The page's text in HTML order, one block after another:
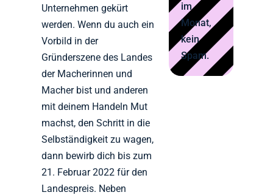
Unternehmen gekürt
werden. Wenn du auch ein
Vorbild in der
Gründerszene des Landes
der Macherinnen und
Macher bist und anderen
mit deinem Handeln Mut
machst, den Schritt in die
Selbständigkeit zu wagen,
dann bewirb dich bis zum
21. Februar 2022 für den
Landespreis. Neben
im
Monat,
kein
Spam.